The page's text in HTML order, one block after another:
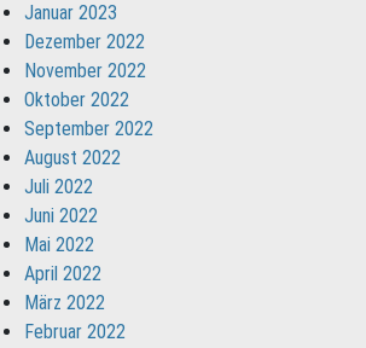
Januar 2023
Dezember 2022
November 2022
Oktober 2022
September 2022
August 2022
Juli 2022
Juni 2022
Mai 2022
April 2022
März 2022
Februar 2022